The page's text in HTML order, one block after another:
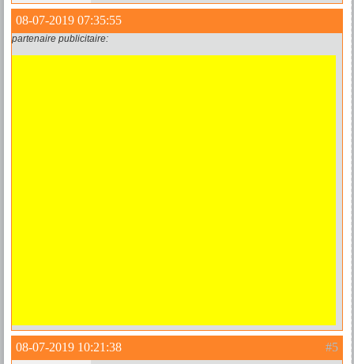
08-07-2019 07:35:55
partenaire publicitaire:
#5
08-07-2019 10:21:38